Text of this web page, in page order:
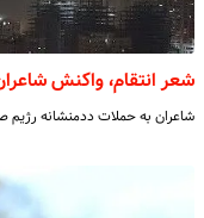
شعر انتقام، واکنش
شاعران به حملات ددمنشانه رژیم صهیونیستی در